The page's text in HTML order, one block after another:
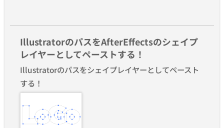
IllustratorのパスをAfterEffectsのシェイプ
レイヤーとしてペーストする！
Illustratorのパスをシェイプレイヤーとしてペースト
する！